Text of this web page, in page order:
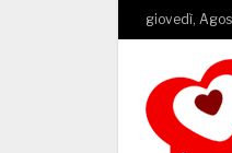
giovedì,